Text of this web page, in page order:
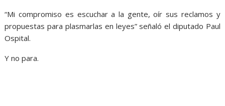
“Mi compromiso es escuchar a la gente, oír sus reclamos y
propuestas para plasmarlas en leyes” señaló el diputado Paul
Ospital.
Y no para.